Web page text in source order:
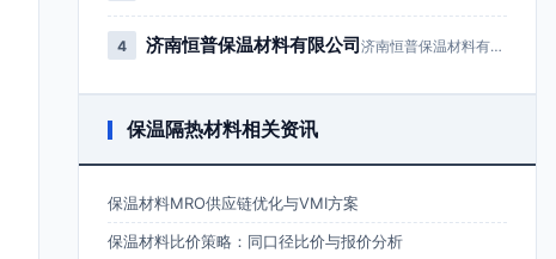
4 济南恒普保温材料有限公司 济南恒普保温材料有限公司成立于2…
保温隔热材料相关资讯
保温材料MRO供应链优化与VMI方案
保温材料比价策略：同口径比价与报价分析